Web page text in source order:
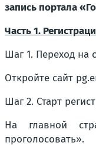
запись портала
Часть 1.
Шаг 1. Переход на
Откройте сайт
Шаг 2. Старт
На главной
проголосовать».